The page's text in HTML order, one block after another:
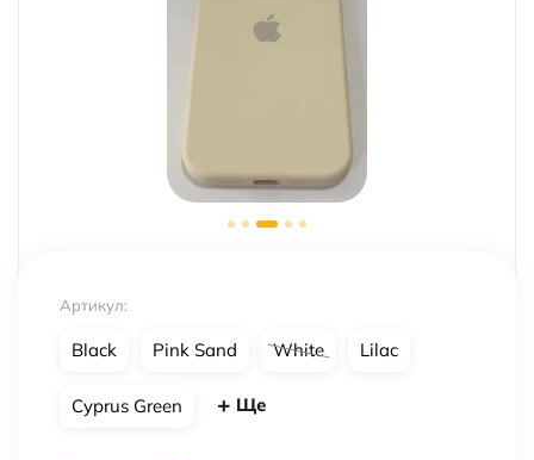
Артикул:
Black Pink Sand White Lilac
Cyprus Green Ще